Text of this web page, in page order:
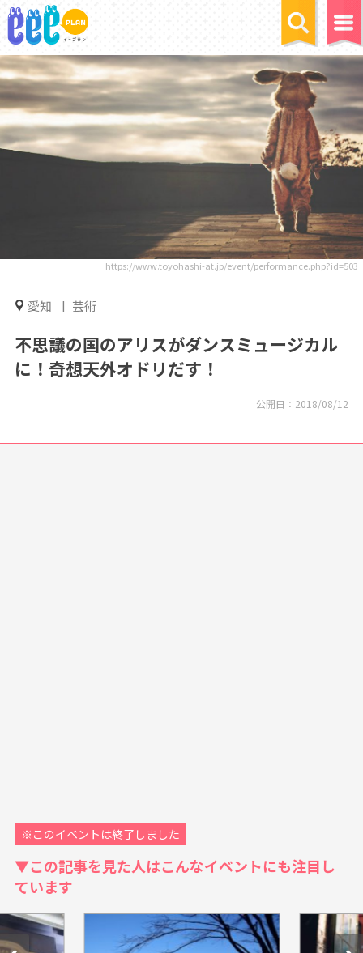
https://www.toyohashi-at.jp/event/performance.php?id=503
愛知 芸術
不思議の国のアリスがダンスミュージカル
に！奇想天外オドリだす！
公開日： 2018/08/12
※このイベントは終了しました
▼この記事を見た人はこんなイベントにも注目し
ています